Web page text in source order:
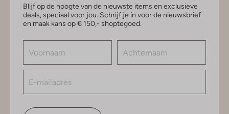
Blijf op de hoogte van de nieuwste items en exclusieve
deals, speciaal voor jou. Schrijf je in voor de nieuwsbrief
en maak kans op € 150,- shoptegoed.